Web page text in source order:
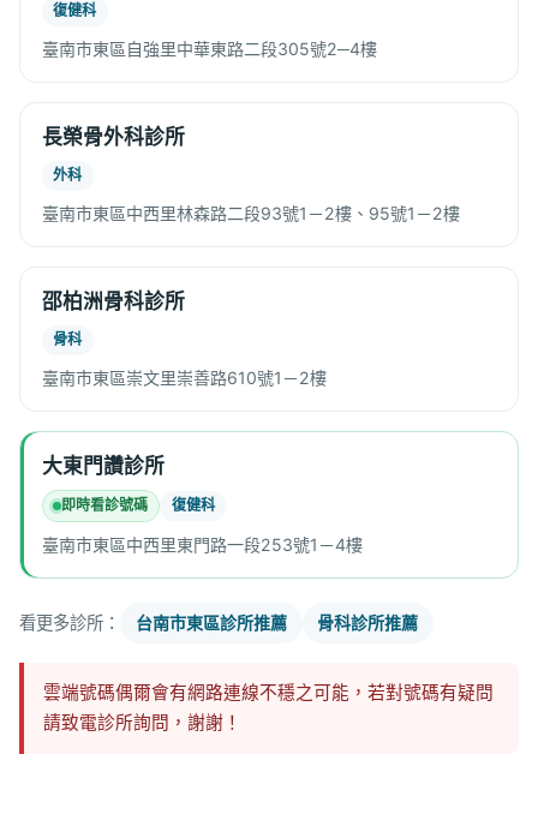
復健科
臺南市東區自強里中華東路二段305號2─4樓
長榮骨外科診所
外科
臺南市東區中西里林森路二段93號1－2樓、95號1－2樓
邵柏洲骨科診所
骨科
臺南市東區崇文里崇善路610號1－2樓
大東門讚診所
即時看診號碼 復健科
臺南市東區中西里東門路一段253號1－4樓
看更多診所： 台南市東區診所推薦 骨科診所推薦
雲端號碼偶爾會有網路連線不穩之可能，若對號碼有疑問
請致電診所詢問，謝謝！